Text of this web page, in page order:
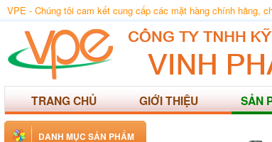
VPE - Chúng tôi cam kết cung cấp các mặt hàng chính hãng,
TRANG CHỦ GIỚI THIỆU SẢN
DANH MỤC SẢN PHẨM